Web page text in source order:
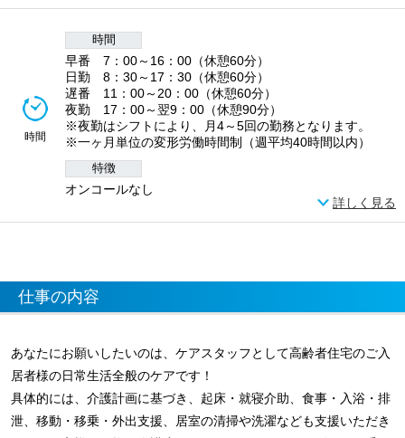
時間
時間
早番 7：00～16：00（休憩60分）
日勤 8：30～17：30（休憩60分）
遅番 11：00～20：00（休憩60分）
夜勤 17：00～翌9：00（休憩90分）
※夜勤はシフトにより、月4～5回の勤務となります。
※一ヶ月単位の変形労働時間制（週平均40時間以内）
特徴
オンコールなし
詳しく見る
仕事の内容
あなたにお願いしたいのは、ケアスタッフとして高齢者住宅のご入
居者様の日常生活全般のケアです！
具体的には、介護計画に基づき、起床・就寝介助、食事・入浴・排
泄、移動・移乗・外出支援、居室の清掃や洗濯なども支援いただき